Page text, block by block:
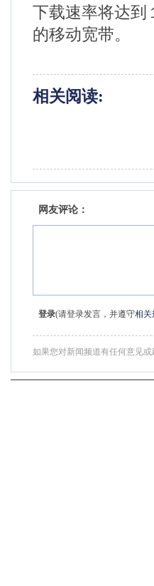
下载速率将达到
的移动宽带。
相关阅读:
网友评论：
登录(请登录发言，并遵守相关
如果您对新闻频道有任何意见或